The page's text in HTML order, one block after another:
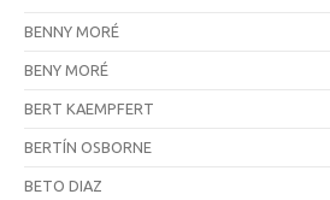
BENNY MORÉ
BENY MORÉ
BERT KAEMPFERT
BERTÍN OSBORNE
BETO DIAZ